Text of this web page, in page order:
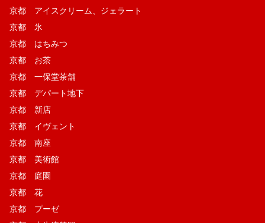
京都 アイスクリーム、ジェラート
京都 氷
京都 はちみつ
京都 お茶
京都 一保堂茶舗
京都 デパート地下
京都 新店
京都 イヴェント
京都 南座
京都 美術館
京都 庭園
京都 花
京都 プーゼ